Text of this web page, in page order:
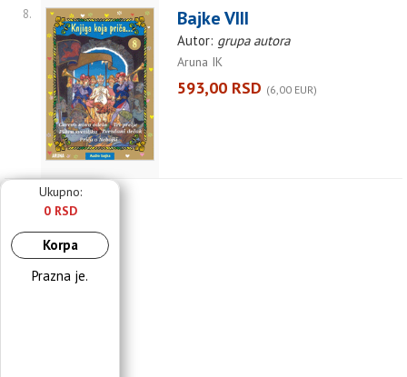
8. Bajke VIII
Autor: grupa autora
Aruna IK
593,00 RSD (6,00 EUR)
Ukupno:
0 RSD
Korpa
Prazna je.